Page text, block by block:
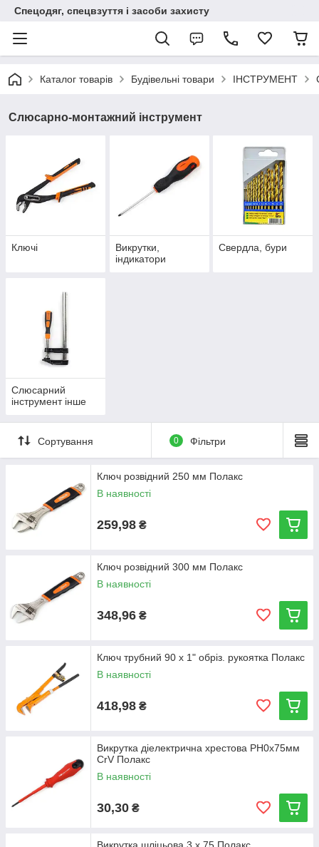
Спецодяг, спецвзуття і засоби захисту
Каталог товарів Будівельні товари ІНСТРУМЕНТ
Слюсарно-монтажний інструмент
Ключі
Викрутки,
індикатори
Свердла, бури
Слюсарний
інструмент інше
Сортування 0 Фільтри
Ключ розвідний 250 мм Полакс
В наявності
259,98 ₴
Ключ розвідний 300 мм Полакс
В наявності
348,96 ₴
Ключ трубний 90 х 1" обріз. рукоятка Полакс
В наявності
418,98 ₴
Викрутка діелектрична хрестова PH0x75мм
CrV Полакс
В наявності
30,30 ₴